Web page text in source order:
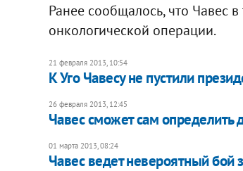
Ранее сообщалось, что Чавес
онкологической операции.
21 февраля 2013, 10:54
К Уго Чавесу не пустили
26 февраля 2013, 12:45
Чавес сможет сам определить
01 марта 2013, 08:24
Чавес ведет невероятный бой